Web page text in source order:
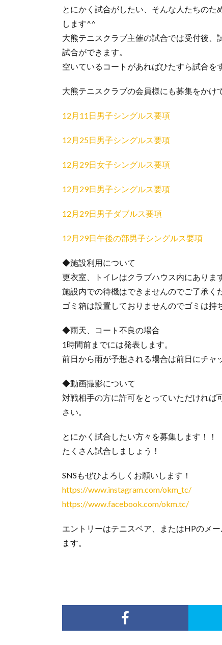
とにかく試合がしたい、そんな人たちの
します^^
大熊テニスクラブ主催の試合では受付後
試合ができます。
空いているコートがあればひたすら試合を
大熊テニスクラブの会員様にも募集をかけ
12月11日男子シングルス要項
12月25日男子シングルス要項
12月29日女子シングルス要項
12月29日男子シングルス要項
12月29日男子ダブルス要項
12月29日午後の部男子シングルス要項
◆施設利用について
更衣室、トイレはクラブハウス内にありま
施設内での待機はできませんのでご了承く
ゴミ箱は設置しておりませんのでゴミは持
◆雨天、コート不良の場合
1時間前までには発表します。
前日から雨が予想される場合は前日にチャ
◆動画撮影について
対戦相手の方に許可をとっていただけれ
さい。
とにかく試合したい方々を募集します！！
たくさん試合しましょう！
SNSもぜひよろしくお願いします！
https://www.instagram.com/okm_tc/
https://www.facebook.com/okm.tc/
エントリーはテニスベア、またはHPのメ
ます。